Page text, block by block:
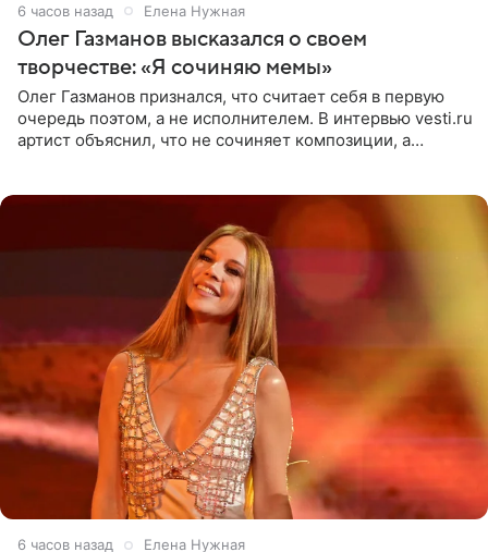
6 часов назад Елена Нужная
Олег Газманов высказался о своем
творчестве: «Я сочиняю мемы»
Олег Газманов признался, что считает себя в первую
очередь поэтом, а не исполнителем. В интервью vesti.ru
артист объяснил, что не сочиняет композиции, а
6 часов назад Елена Нужная